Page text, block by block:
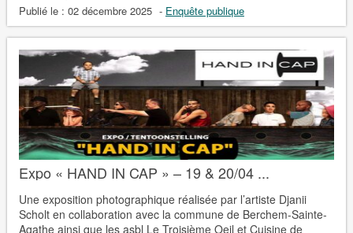
Publié le : 02 décembre 2025 - Enquête publique
Expo « HAND IN CAP » – 19 & 20/04 ...
Une exposition photographique réalisée par l’artiste Djanii
Scholt en collaboration avec la commune de Berchem-Sainte-
Agathe ainsi que les asbl Le Troisième Oeil et Cuisine de